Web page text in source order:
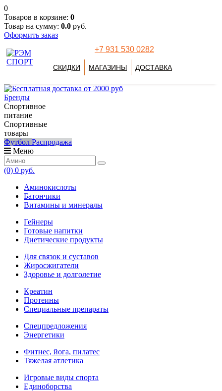
0
Товаров в корзине: 0
Товар на сумму: 0.0 руб.
Оформить заказ
+7 931 530 0282
СКИДКИ МАГАЗИНЫ ДОСТАВКА
Бренды
Спортивное
питание
Спортивные
товары
Футбол Распродажа
Меню
(0) 0 руб.
Аминокислоты
Батончики
Витамины и минералы
Гейнеры
Готовые напитки
Диетические продукты
Для связок и суставов
Жиросжигатели
Здоровье и долголетие
Креатин
Протеины
Специальные препараты
Спецпредложения
Энергетики
Фитнес, йога, пилатес
Тяжелая атлетика
Игровые виды спорта
Единоборства